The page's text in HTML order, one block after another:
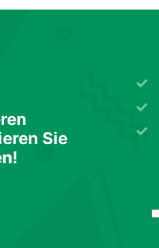
Sie
!